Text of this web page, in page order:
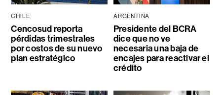
CHILE
Cencosud reporta
pérdidas trimestrales
por costos de su nuevo
plan estratégico
ARGENTINA
Presidente del BCRA
dice que no ve
necesaria una baja de
encajes para reactivar el
crédito